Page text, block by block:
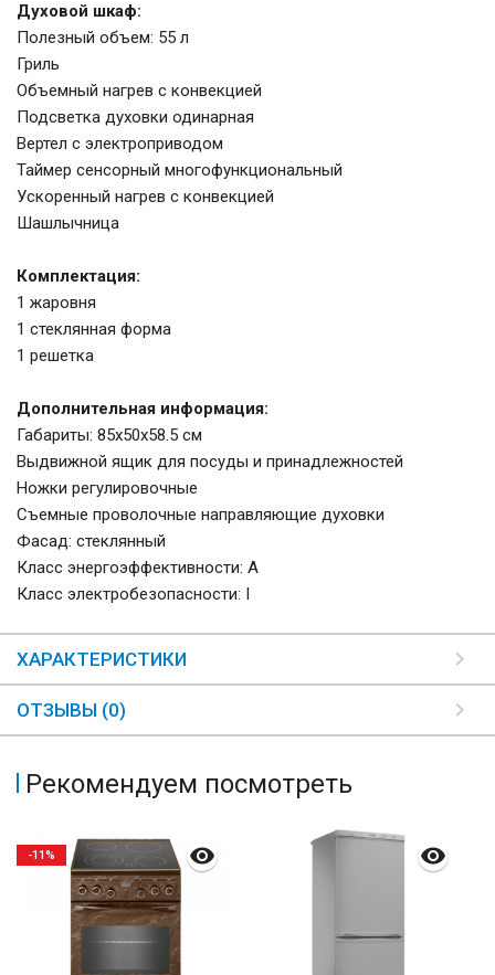
Духовой шкаф:
Полезный объем: 55 л
Гриль
Объемный нагрев с конвекцией
Подсветка духовки одинарная
Вертел с электроприводом
Таймер сенсорный многофункциональный
Ускоренный нагрев с конвекцией
Шашлычница
Комплектация:
1 жаровня
1 стеклянная форма
1 решетка
Дополнительная информация:
Габариты: 85х50х58.5 см
Выдвижной ящик для посуды и принадлежностей
Ножки регулировочные
Съемные проволочные направляющие духовки
Фасад: стеклянный
Класс энергоэффективности: A
Класс электробезопасности: I
ХАРАКТЕРИСТИКИ
ОТЗЫВЫ (0)
Рекомендуем посмотреть
-11%